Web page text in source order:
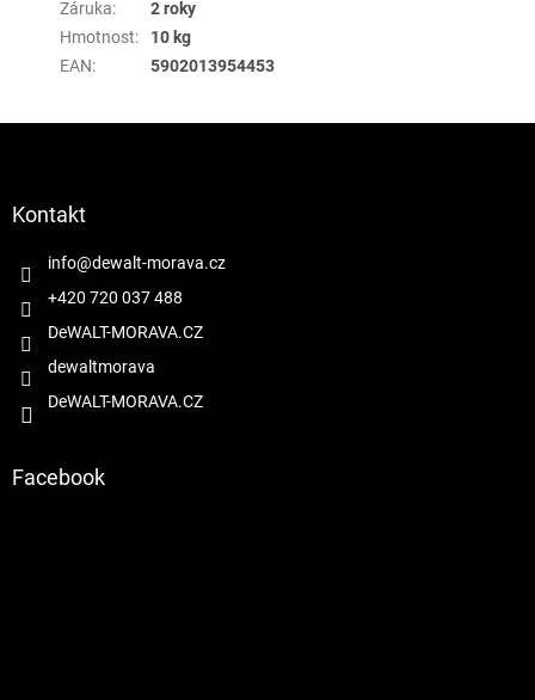
Záruka:
2 roky
Hmotnost:
10 kg
EAN: 5902013954453
Kontakt
info@dewalt-morava.cz
+420 720 037 488
DeWALT-MORAVA.CZ
dewaltmorava
DeWALT-MORAVA.CZ
Facebook